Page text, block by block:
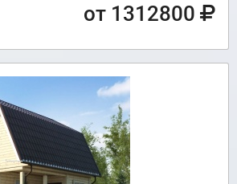
от 1312800